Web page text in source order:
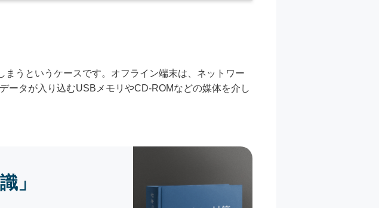
うというケースです。オフライン端末は、ネットワー
ータが入り込むUSBメモリやCD-ROMなどの媒体を介し
」